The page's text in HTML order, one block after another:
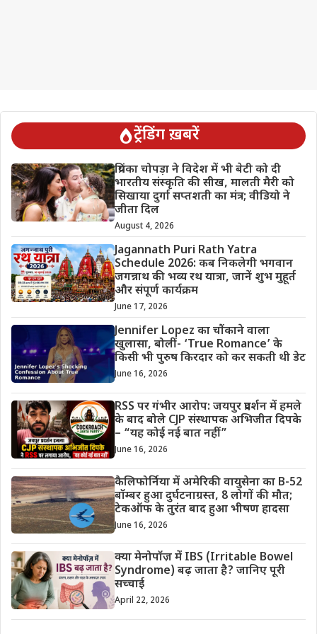
ट्रेंडिंग ख़बरें
प्रियंका चोपड़ा ने विदेश में भी बेटी को दी
भारतीय संस्कृति की सीख, मालती मैरी को
सिखाया दुर्गा सप्तशती का मंत्र; वीडियो ने
जीता दिल
August 4, 2026
Jagannath Puri Rath Yatra
Schedule 2026: कब निकलेगी भगवान
जगन्नाथ की भव्य रथ यात्रा, जानें शुभ मुहूर्त
और संपूर्ण कार्यक्रम
June 17, 2026
Jennifer Lopez का चौंकाने वाला
खुलासा, बोलीं- ‘True Romance’ के
किसी भी पुरुष किरदार को कर सकती थी डेट
June 16, 2026
RSS पर गंभीर आरोप: जयपुर प्रदर्शन में हमले
के बाद बोले CJP संस्थापक अभिजीत दिपके
– “यह कोई नई बात नहीं”
June 16, 2026
कैलिफोर्निया में अमेरिकी वायुसेना का B-52
बॉम्बर हुआ दुर्घटनाग्रस्त, 8 लोगों की मौत;
टेकऑफ के तुरंत बाद हुआ भीषण हादसा
June 16, 2026
क्या मेनोपॉज़ में IBS (Irritable Bowel
Syndrome) बढ़ जाता है? जानिए पूरी
सच्चाई
April 22, 2026